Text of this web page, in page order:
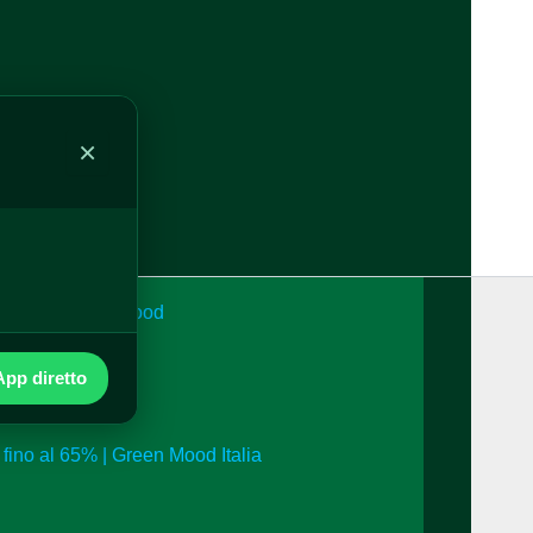
×
diretto
24h | Green Mood
al 65% | Green Mood Italia